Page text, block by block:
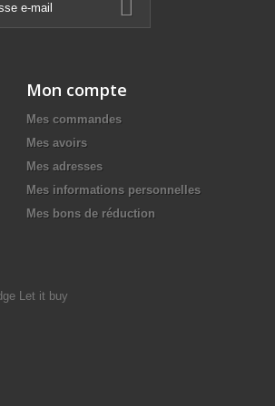
Mon compte
Mes commandes
Mes avoirs
Mes adresses
Mes informations personnelles
Mes bons de réduction